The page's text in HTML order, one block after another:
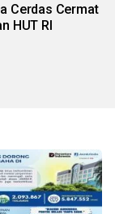
Cerdas Cermat
HUT RI